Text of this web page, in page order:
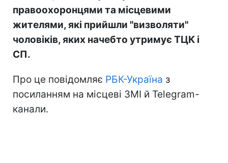
правоохоронцями та місцевими
жителями, які прийшли "визволяти"
чоловіків, яких начебто утримує ТЦК і
СП.
Про це повідомляє РБК-Україна з
посиланням на місцеві ЗМІ й Telegram-
канали.